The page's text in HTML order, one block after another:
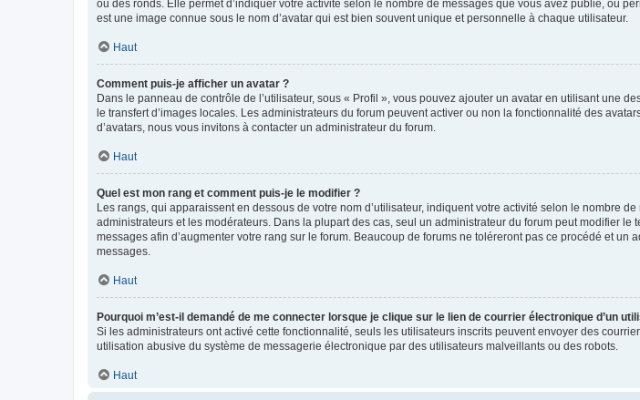
ou des ronds. Elle permet d’indiquer votre activité selon le nombre de messages que vous avez publié, ou
est une image connue sous le nom d’avatar qui est bien souvent unique et personnelle à chaque utilisateur.
Haut
Comment puis-je afficher un avatar ?
Dans le panneau de contrôle de l’utilisateur, sous « Profil », vous pouvez ajouter un avatar en utilisant une
le transfert d’images locales. Les administrateurs du forum peuvent activer ou non la fonctionnalité des
d’avatars, nous vous invitons à contacter un administrateur du forum.
Haut
Quel est mon rang et comment puis-je le modifier ?
Les rangs, qui apparaissent en dessous de votre nom d’utilisateur, indiquent votre activité selon le nombre
administrateurs et les modérateurs. Dans la plupart des cas, seul un administrateur du forum peut modifier
messages afin d’augmenter votre rang sur le forum. Beaucoup de forums ne toléreront pas ce procédé et
messages.
Haut
Pourquoi m’est-il demandé de me connecter lorsque je clique sur le lien de courrier électronique d’un
Si les administrateurs ont activé cette fonctionnalité, seuls les utilisateurs inscrits peuvent envoyer des
utilisation abusive du système de messagerie électronique par des utilisateurs malveillants ou des robots.
Haut